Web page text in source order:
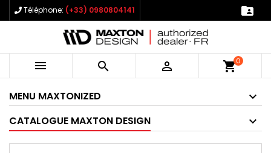
Téléphone: (+33) 0980804141 
   shopping_cart0
MENU MAXTONIZED
CATALOGUE MAXTON DESIGN